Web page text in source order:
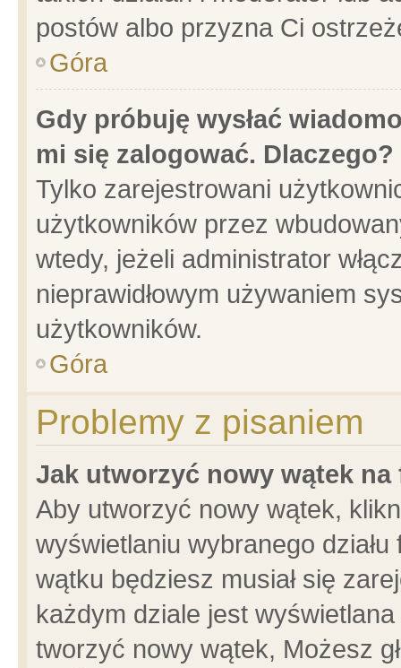
postów albo przyzna Ci
Góra
Gdy próbuję wysłać
mi się zalogować. Dlaczego?
Tylko zarejestrowani
użytkowników przez
wtedy, jeżeli administrator
nieprawidłowym używaniem
użytkowników.
Góra
Problemy z pisaniem
Jak utworzyć nowy wątek na
Aby utworzyć nowy wątek,
wyświetlaniu wybranego
wątku będziesz musiał się
każdym dziale jest
tworzyć nowy wątek, Możesz